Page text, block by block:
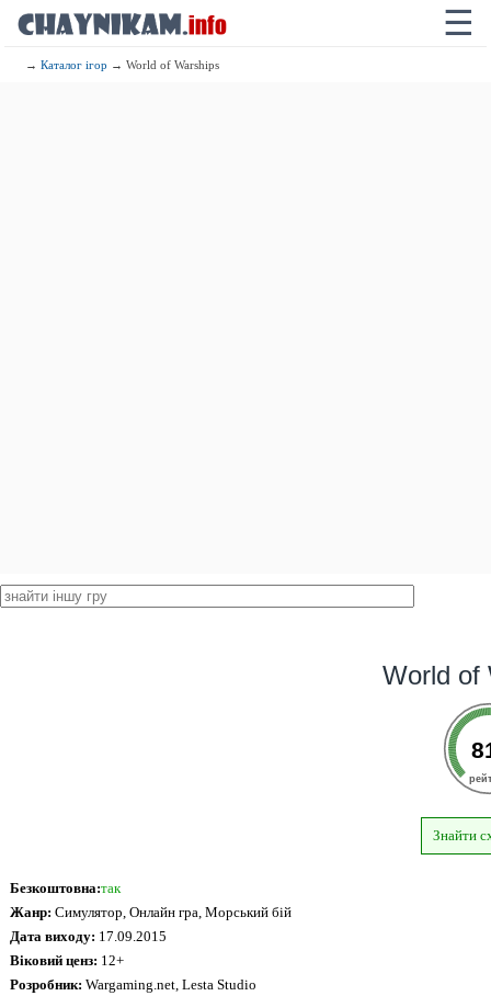
☰
→Каталог ігор → World of Warships
World of
Знайти
Безкоштовна:так
Жанр: Симулятор, Онлайн гра, Морський бій
Дата виходу: 17.09.2015
Віковий ценз: 12+
Розробник: Wargaming.net, Lesta Studio